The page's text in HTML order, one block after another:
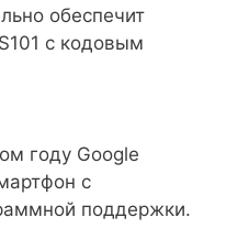
обеспечит
с кодовым